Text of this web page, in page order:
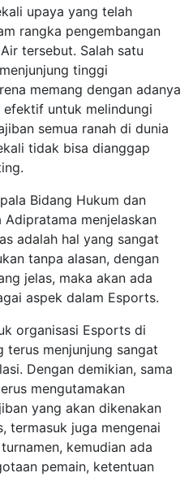
upaya yang telah
rangka pengembangan
tersebut. Salah satu
tinggi
memang dengan adanya
untuk melindungi
semua ranah di dunia
tidak bisa dianggap
Bidang Hukum dan
Adipratama menjelaskan
adalah hal yang sangat
tanpa alasan, dengan
jelas, maka akan ada
aspek dalam Esports.
organisasi Esports di
terus menjunjung sangat
Dengan demikian, sama
mengutamakan
yang akan dikenakan
termasuk juga mengenai
kemudian ada
pemain, ketentuan